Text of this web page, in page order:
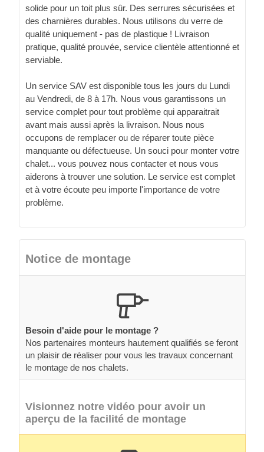
solide pour un toit plus sûr. Des serrures sécurisées et
des charnières durables. Nous utilisons du verre de
qualité uniquement - pas de plastique ! Livraison
pratique, qualité prouvée, service clientèle attentionné et
serviable.
Un service SAV est disponible tous les jours du Lundi
au Vendredi, de 8 à 17h. Nous vous garantissons un
service complet pour tout problème qui apparaitrait
avant mais aussi après la livraison. Nous nous
occupons de remplacer ou de réparer toute pièce
manquante ou défectueuse. Un souci pour monter votre
chalet... vous pouvez nous contacter et nous vous
aiderons à trouver une solution. Le service est complet
et à votre écoute peu importe l'importance de votre
problème.
Notice de montage
Besoin d'aide pour le montage ?
Nos partenaires monteurs hautement qualifiés se feront
un plaisir de réaliser pour vous les travaux concernant
le montage de nos chalets.
Visionnez notre vidéo pour avoir un
aperçu de la facilité de montage